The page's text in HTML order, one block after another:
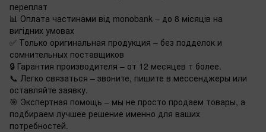
переплат
📊 Оплата частинами від monobank – до 8 місяців на
вигідних умовах
✅ Только оригинальная продукция – без подделок и
сомнительных поставщиков
🔒 Гарантия производителя – от 12 месяцев т более.
📞 Легко связаться – звоните, пишите в мессенджеры или
оставляйте заявку.
🎯 Экспертная помощь – мы не просто продаем товары, а
подбираем лучшее решение именно для ваших
потребностей.